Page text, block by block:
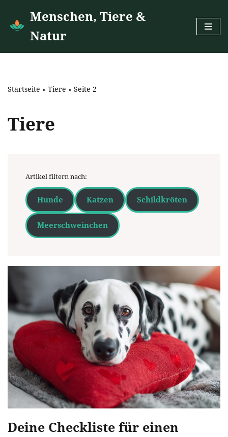
Zum
springen
Menschen, Tiere &
Natur
Startseite » Tiere » Seite 2
Tiere
Artikel filtern nach:
Hunde Katzen Schildkröten
Meerschweinchen
Deine Checkliste für einen